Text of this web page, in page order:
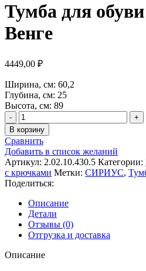
Тумба для
Венге
4449,00 ₽
Ширина, см: 60,2
Глубина, см: 25
Высота, см: 89
Количество
товара
Тумба
для
обуви
Сириус
Дуб
Венге
В корзину
Сравнить
Добавить в список желаний
Артикул: 2.02.10.430.5 Категории:
с крючками Метки: СИРИУС,
Поделиться:
Описание
Детали
Отзывы (0)
Отгрузка и доставка
Описание